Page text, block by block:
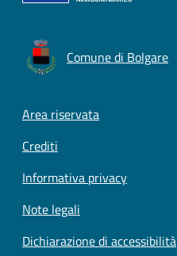
Comune di Bolgare
Footer menu
Area riservata
Crediti
Informativa privacy
Note legali
Dichiarazione di accessibilità